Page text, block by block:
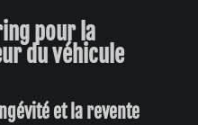
pour la
du véhicule
et la revente